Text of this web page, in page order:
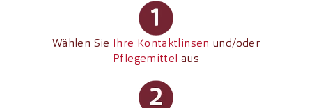
Wählen Sie Ihre Kontaktlinsen und/oder
Pflegemittel aus